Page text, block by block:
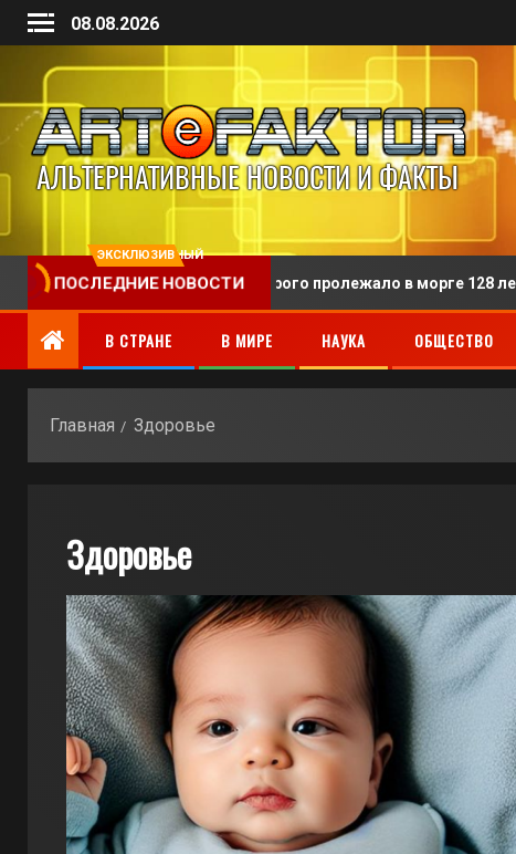
08.08.2026
ЭКСКЛЮЗИВНЫЙ
ПОСЛЕДНИЕ НОВОСТИ
человека, тело которого пролежало в морге 128 лет
В СТРАНЕ В МИРЕ НАУКА ОБЩЕСТВО
Главная Здоровье
Здоровье